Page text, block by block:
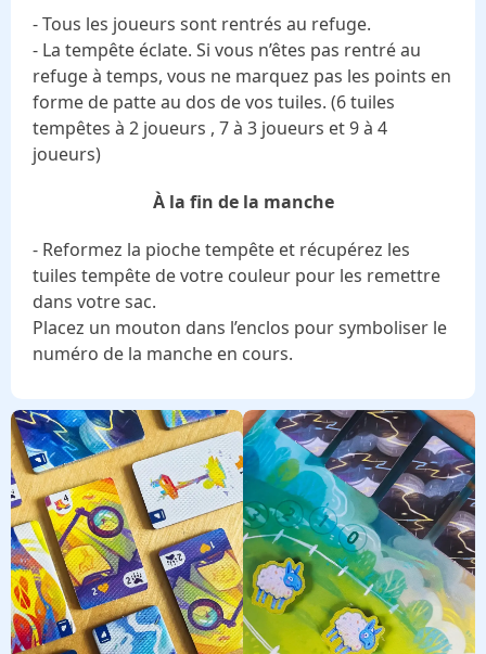
- Tous les joueurs sont rentrés au refuge.
- La tempête éclate. Si vous n’êtes pas rentré au
refuge à temps, vous ne marquez pas les points en
forme de patte au dos de vos tuiles. (6 tuiles
tempêtes à 2 joueurs , 7 à 3 joueurs et 9 à 4
joueurs)
À la fin de la manche
- Reformez la pioche tempête et récupérez les
tuiles tempête de votre couleur pour les remettre
dans votre sac.
Placez un mouton dans l’enclos pour symboliser le
numéro de la manche en cours.